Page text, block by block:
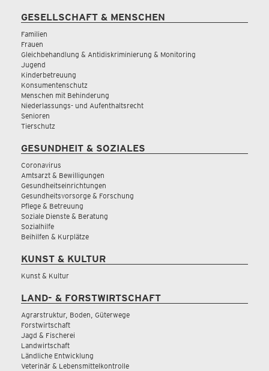
GESELLSCHAFT & MENSCHEN
Familien
Frauen
Gleichbehandlung & Antidiskriminierung & Monitoring
Jugend
Kinderbetreuung
Konsumentenschutz
Menschen mit Behinderung
Niederlassungs- und Aufenthaltsrecht
Senioren
Tierschutz
GESUNDHEIT & SOZIALES
Coronavirus
Amtsarzt & Bewilligungen
Gesundheitseinrichtungen
Gesundheitsvorsorge & Forschung
Pflege & Betreuung
Soziale Dienste & Beratung
Sozialhilfe
Beihilfen & Kurplätze
KUNST & KULTUR
Kunst & Kultur
LAND- & FORSTWIRTSCHAFT
Agrarstruktur, Boden, Güterwege
Forstwirtschaft
Jagd & Fischerei
Landwirtschaft
Ländliche Entwicklung
Veterinär & Lebensmittelkontrolle